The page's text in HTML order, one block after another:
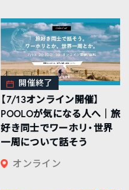
開催終了
【7/13オンライン開催】
POOLOが気になる人へ｜旅
好き同士でワーホリ・世界
一周について話そう
オンライン